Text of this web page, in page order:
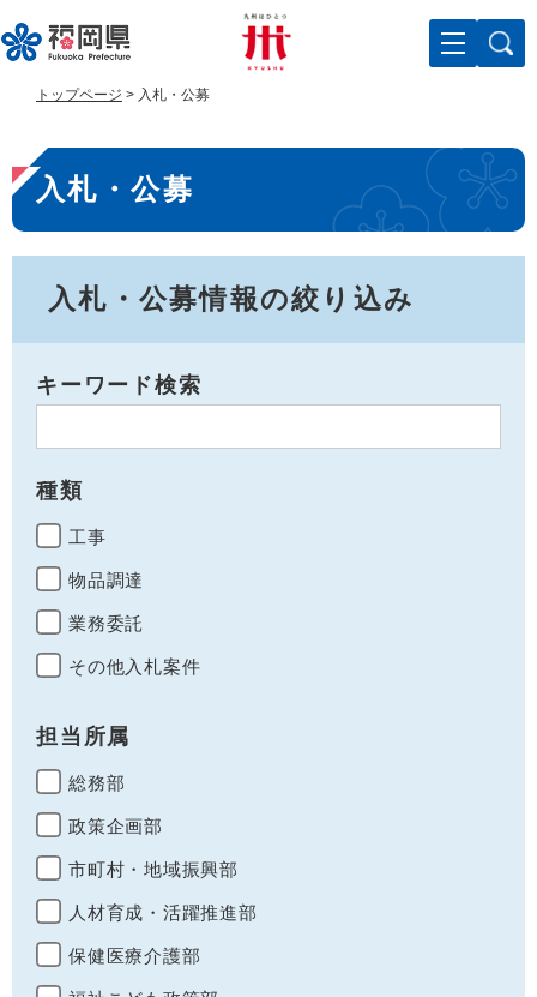
ー
ジ
で
す
ニ
ュ
ば
し
トップページ > 入札・公募
本
文
入札・公募
入札・公募情報の絞り込み
キーワード検索
種類
工事
物品調達
業務委託
その他入札案件
担当所属
総務部
政策企画部
市町村・地域振興部
人材育成・活躍推進部
保健医療介護部